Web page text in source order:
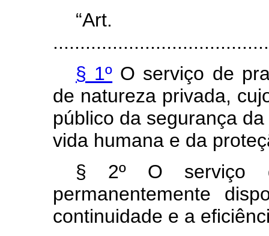
§ 1º O serviço de
de natureza privada,
público da segurança
vida humana e da
§ 2º O serviço
permanentemente
continuidade e a